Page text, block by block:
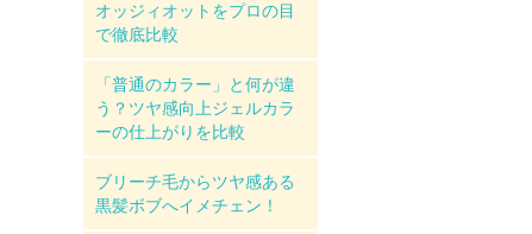
オッジィオットをプロの目
で徹底比較
「普通のカラー」と何が違
う？ツヤ感向上ジェルカラ
ーの仕上がりを比較
ブリーチ毛からツヤ感ある
黒髪ボブへイメチェン！